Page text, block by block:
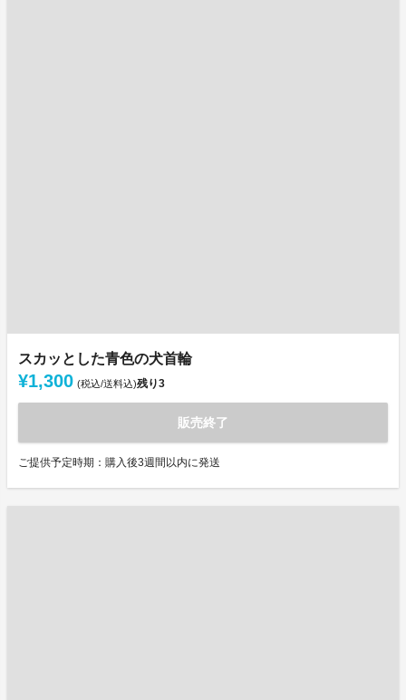
スカッとした青色の犬首輪
¥1,300 (税込/送料込)残り3
販売終了
ご提供予定時期：購入後3週間以内に発送